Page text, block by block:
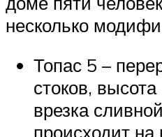
несколько
Топас 5 –
стоков,
врезка
происходит